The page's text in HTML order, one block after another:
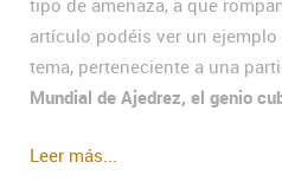
tipo de amenaza, a que
artículo podéis ver un
tema, perteneciente a una
Mundial de Ajedrez, el genio
Leer más...